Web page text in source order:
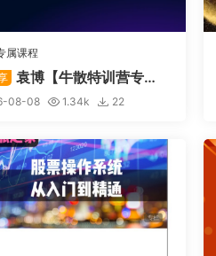
属课程
袁博【牛散特训营专
零开始学涨
08-08 1.34k 22